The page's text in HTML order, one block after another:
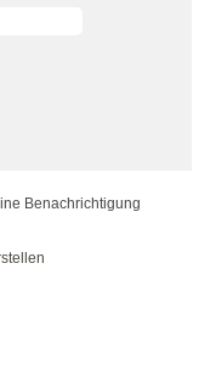
Benachrichtigung